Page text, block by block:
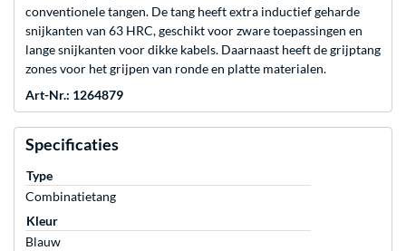
conventionele tangen. De tang heeft extra inductief geharde
snijkanten van 63 HRC, geschikt voor zware toepassingen en
lange snijkanten voor dikke kabels. Daarnaast heeft de grijptang
zones voor het grijpen van ronde en platte materialen.
Art-Nr.: 1264879
Specificaties
Type
Combinatietang
Kleur
Blauw